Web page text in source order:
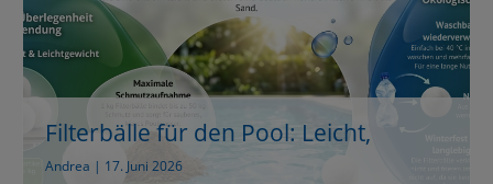
Filterbälle für den Pool: Leicht,
effizient und nachhaltig
Andrea | 17. Juni 2026